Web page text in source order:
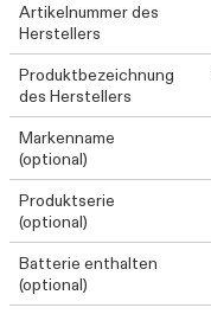
Artikelnummer des
Herstellers
Produktbezeichnung
des Herstellers
Markenname
(optional)
Produktserie
(optional)
Batterie enthalten
(optional)